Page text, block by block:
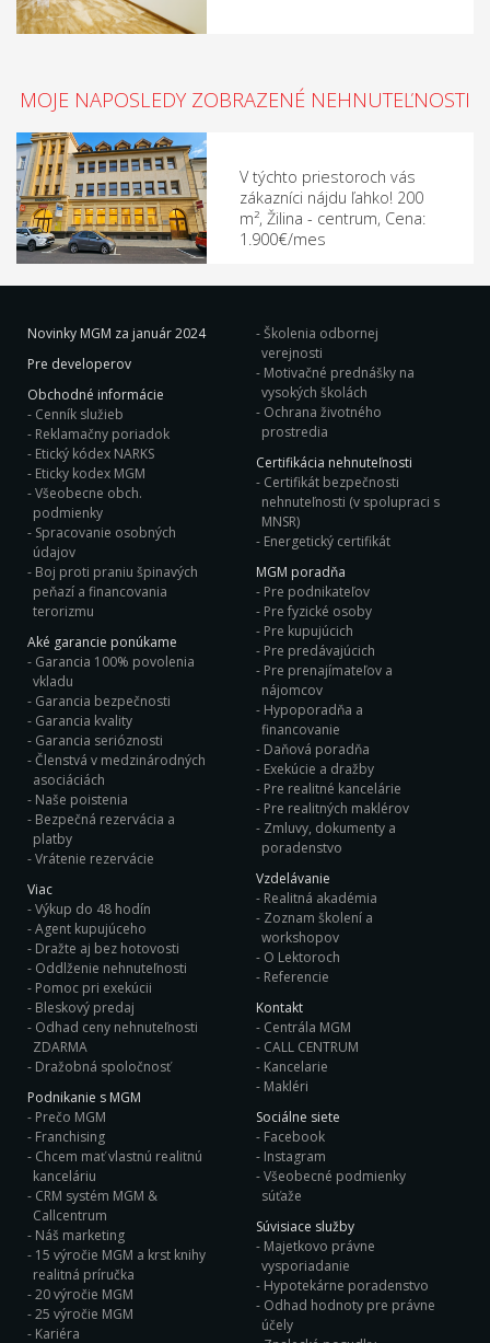
MOJE NAPOSLEDY ZOBRAZENÉ NEHNUTEĽNOSTI
V týchto priestoroch vás
zákazníci nájdu ľahko! 200
m², Žilina - centrum, Cena:
1.900€/mes
Novinky MGM za január 2024
Pre developerov
Obchodné informácie
Cenník služieb
Reklamačny poriadok
Etický kódex NARKS
Eticky kodex MGM
Všeobecne obch.
podmienky
Spracovanie osobných
údajov
Boj proti praniu špinavých
peňazí a financovania
terorizmu
Aké garancie ponúkame
Garancia 100% povolenia
vkladu
Garancia bezpečnosti
Garancia kvality
Garancia serióznosti
Členstvá v medzinárodných
asociáciách
Naše poistenia
Bezpečná rezervácia a
platby
Vrátenie rezervácie
Viac
Výkup do 48 hodín
Agent kupujúceho
Dražte aj bez hotovosti
Oddlženie nehnuteľnosti
Pomoc pri exekúcii
Bleskový predaj
Odhad ceny nehnuteľnosti
ZDARMA
Dražobná spoločnosť
Podnikanie s MGM
Prečo MGM
Franchising
Chcem mať vlastnú realitnú
kanceláriu
CRM systém MGM &
Callcentrum
Náš marketing
15 výročie MGM a krst knihy
realitná príručka
20 výročie MGM
25 výročie MGM
Kariéra
Školenia odbornej
verejnosti
Motivačné prednášky na
vysokých školách
Ochrana životného
prostredia
Certifikácia nehnuteľnosti
Certifikát bezpečnosti
nehnuteľnosti (v spolupraci s
MNSR)
Energetický certifikát
MGM poradňa
Pre podnikateľov
Pre fyzické osoby
Pre kupujúcich
Pre predávajúcich
Pre prenajímateľov a
nájomcov
Hypoporadňa a
financovanie
Daňová poradňa
Exekúcie a dražby
Pre realitné kancelárie
Pre realitných maklérov
Zmluvy, dokumenty a
poradenstvo
Vzdelávanie
Realitná akadémia
Zoznam školení a
workshopov
O Lektoroch
Referencie
Kontakt
Centrála MGM
CALL CENTRUM
Kancelarie
Makléri
Sociálne siete
Facebook
Instagram
Všeobecné podmienky
súťaže
Súvisiace služby
Majetkovo právne
vysporiadanie
Hypotekárne poradenstvo
Odhad hodnoty pre právne
účely